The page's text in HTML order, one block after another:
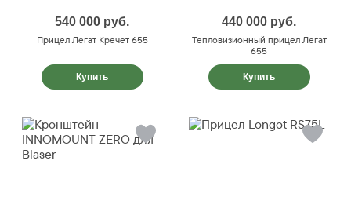
540 000 руб.
Прицел Легат Кречет 655
Купить
440 000 руб.
Тепловизионный прицел Легат
655
Купить